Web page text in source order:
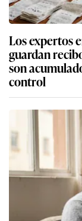
Los expertos
guardan
son
control